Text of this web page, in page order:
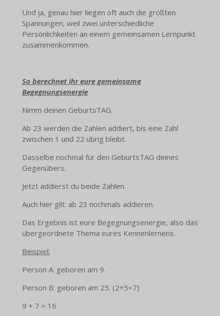
Und ja, genau hier liegen oft auch die größten
Spannungen, weil zwei unterschiedliche
Persönlichkeiten an einem gemeinsamen Lernpunkt
zusammenkommen.
So berechnet ihr eure gemeinsame
Begegnungsenergie
Nimm deinen GeburtsTAG.
Ab 23 werden die Zahlen addiert, bis eine Zahl
zwischen 1 und 22 übrig bleibt.
Dasselbe nochmal für den GeburtsTAG deines
Gegenübers.
Jetzt addierst du beide Zahlen.
Auch hier gilt: ab 23 nochmals addieren.
Das Ergebnis ist eure Begegnungsenergie, also das
übergeordnete Thema eures Kennenlernens.
Beispiel:
Person A: geboren am 9.
Person B: geboren am 25. (2+5=7)
9 + 7 = 16